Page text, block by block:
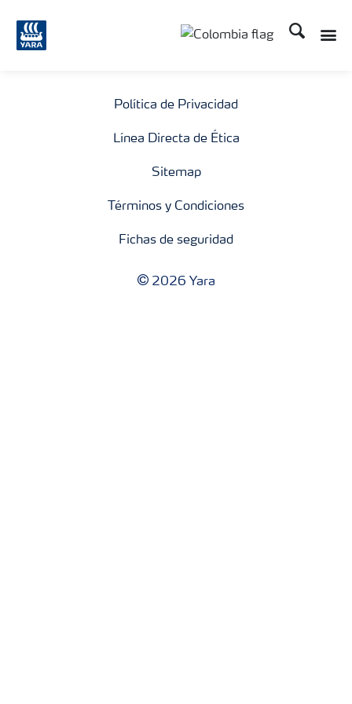
Buscar
Política de Privacidad
Línea Directa de Ética
Sitemap
Términos y Condiciones
Fichas de seguridad
2026 Yara